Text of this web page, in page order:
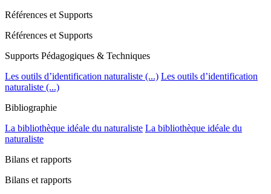
Références et Supports
Références et Supports
Supports Pédagogiques & Techniques
Les outils d’identification naturaliste (...) Les outils d’identification
naturaliste (...)
Bibliographie
La bibliothèque idéale du naturaliste La bibliothèque idéale du
naturaliste
Bilans et rapports
Bilans et rapports